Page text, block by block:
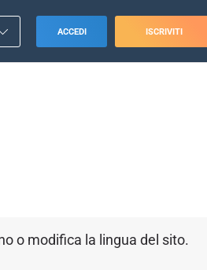
ACCEDI ISCRIVITI